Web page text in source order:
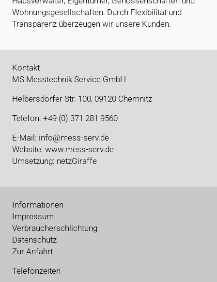
Wohnungsgesellschaften. Durch Flexibilität und
Transparenz überzeugen wir unsere Kunden.
Kontakt
MS Messtechnik Service GmbH
Helbersdorfer Str. 100, 09120 Chemnitz
Telefon: +49 (0) 371 281 9560
E-Mail: info@mess-serv.de
Website: www.mess-serv.de
Umsetzung: netzGiraffe
Informationen
Impressum
Verbraucherschlichtung
Datenschutz
Zur Anfahrt
Telefonzeiten